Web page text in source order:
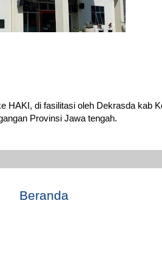
HAKI, di fasilitasi oleh Dekrasda kab
Provinsi Jawa tengah.
Beranda